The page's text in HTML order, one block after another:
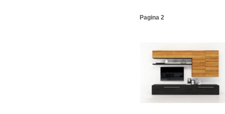
Pagina 2